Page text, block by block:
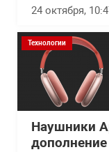
24 октября,
Технологии
Наушники